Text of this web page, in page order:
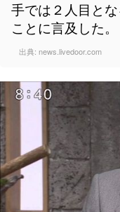
手では２人目と
ことに言及した。
出典: news.livedoor.com